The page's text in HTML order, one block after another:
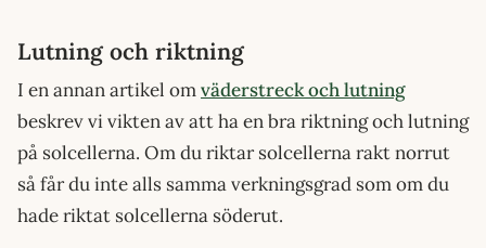
Lutning och riktning
I en annan artikel omväderstreck och lutning
beskrev vi vikten av att ha en bra riktning och lutning
på solcellerna. Om du riktar solcellerna rakt norrut
så får du inte alls samma verkningsgrad som om du
hade riktat solcellerna söderut.